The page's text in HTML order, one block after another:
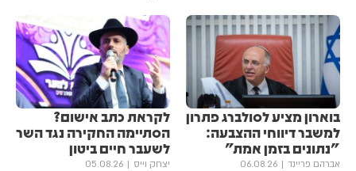
בוארון מציע לסולברג פתרון
למשבר דיווחי ההצבעה:
"נתונים בזמן אמת"
אברהם פריינד 06.08.26
לקראת כתב אישום?
הסתיימה החקירה נגד השר
לשעבר חיים ביטון
יצחק וייס 05.08.26